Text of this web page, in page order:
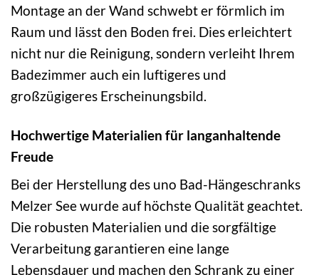
Montage an der Wand schwebt er förmlich im
Raum und lässt den Boden frei. Dies erleichtert
nicht nur die Reinigung, sondern verleiht Ihrem
Badezimmer auch ein luftigeres und
großzügigeres Erscheinungsbild.
Hochwertige Materialien für langanhaltende
Freude
Bei der Herstellung des uno Bad-Hängeschranks
Melzer See wurde auf höchste Qualität geachtet.
Die robusten Materialien und die sorgfältige
Verarbeitung garantieren eine lange
Lebensdauer und machen den Schrank zu einer